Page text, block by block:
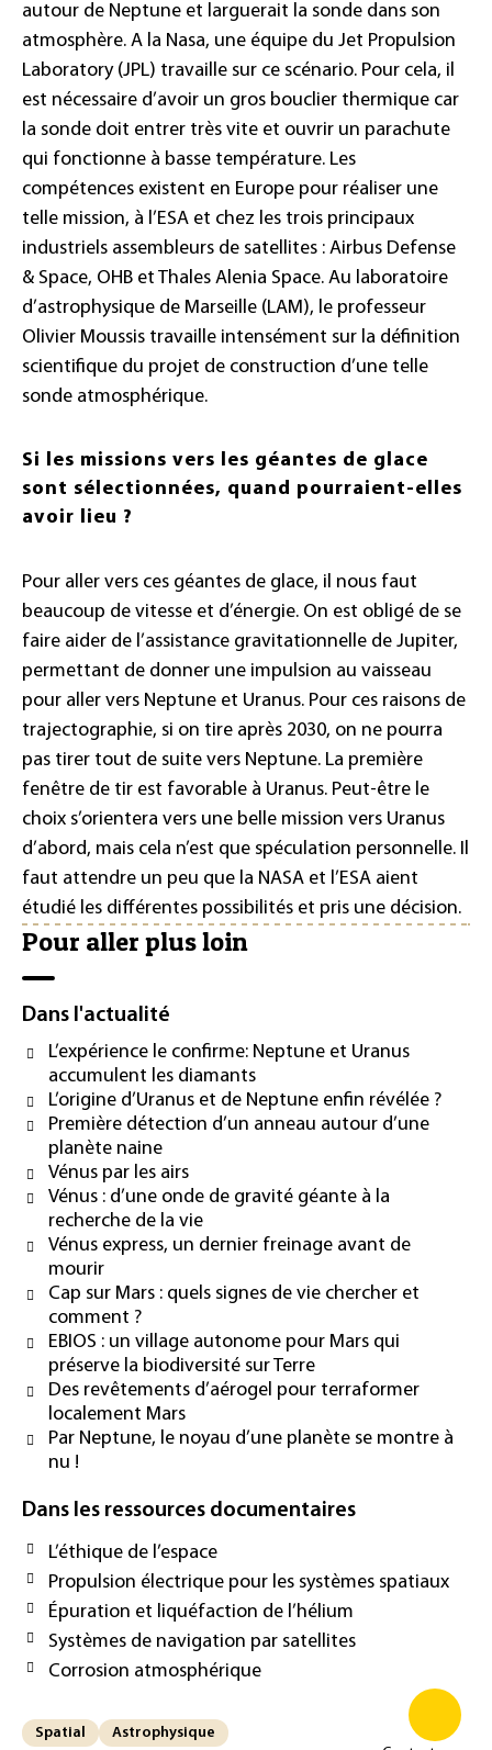
autour de Neptune et larguerait la sonde dans son
atmosphère. A la Nasa, une équipe du Jet Propulsion
Laboratory (JPL) travaille sur ce scénario. Pour cela, il
est nécessaire d’avoir un gros bouclier thermique car
la sonde doit entrer très vite et ouvrir un parachute
qui fonctionne à basse température. Les
compétences existent en Europe pour réaliser une
telle mission, à l’ESA et chez les trois principaux
industriels assembleurs de satellites : Airbus Defense
& Space, OHB et Thales Alenia Space. Au laboratoire
d’astrophysique de Marseille (LAM), le professeur
Olivier Moussis travaille intensément sur la définition
scientifique du projet de construction d’une telle
sonde atmosphérique.
Si les missions vers les géantes de glace
sont sélectionnées, quand pourraient-elles
avoir lieu ?
Pour aller vers ces géantes de glace, il nous faut
beaucoup de vitesse et d’énergie. On est obligé de se
faire aider de l’assistance gravitationnelle de Jupiter,
permettant de donner une impulsion au vaisseau
pour aller vers Neptune et Uranus. Pour ces raisons de
trajectographie, si on tire après 2030, on ne pourra
pas tirer tout de suite vers Neptune. La première
fenêtre de tir est favorable à Uranus. Peut-être le
choix s’orientera vers une belle mission vers Uranus
d’abord, mais cela n’est que spéculation personnelle. Il
faut attendre un peu que la NASA et l’ESA aient
étudié les différentes possibilités et pris une décision.
Pour aller plus loin
Dans l'actualité
L’expérience le confirme: Neptune et Uranus
accumulent les diamants
L’origine d’Uranus et de Neptune enfin révélée ?
Première détection d’un anneau autour d’une
planète naine
Vénus par les airs
Vénus : d’une onde de gravité géante à la
recherche de la vie
Vénus express, un dernier freinage avant de
mourir
Cap sur Mars : quels signes de vie chercher et
comment ?
EBIOS : un village autonome pour Mars qui
préserve la biodiversité sur Terre
Des revêtements d’aérogel pour terraformer
localement Mars
Par Neptune, le noyau d’une planète se montre à
nu !
Dans les ressources documentaires
L’éthique de l’espace
Propulsion électrique pour les systèmes spatiaux
Épuration et liquéfaction de l’hélium
Systèmes de navigation par satellites
Corrosion atmosphérique
Spatial Astrophysique